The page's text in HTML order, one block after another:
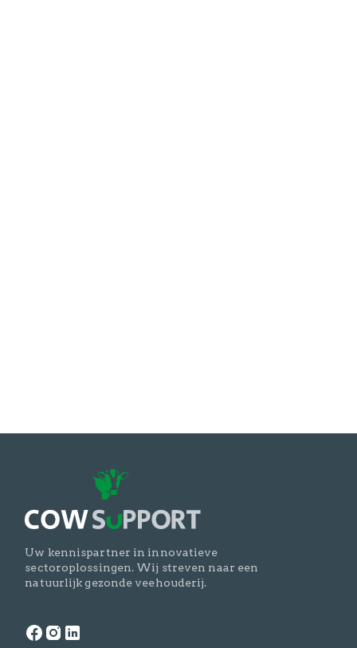
Uw kennispartner in innovatieve
sectoroplossingen. Wij streven naar een
natuurlijk gezonde veehouderij.